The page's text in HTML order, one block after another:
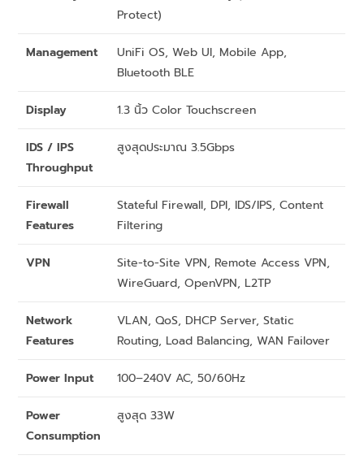
Protect)
Management
UniFi OS, Web UI, Mobile App,
Bluetooth BLE
Display 1.3 นิ้ว Color Touchscreen
IDS / IPS
Throughput
สูงสุดประมาณ 3.5Gbps
Firewall
Features
Stateful Firewall, DPI, IDS/IPS, Content
Filtering
VPN
Site-to-Site VPN, Remote Access VPN,
WireGuard, OpenVPN, L2TP
Network
Features
VLAN, QoS, DHCP Server, Static
Routing, Load Balancing, WAN Failover
Power Input 100–240V AC, 50/60Hz
Power
Consumption
สูงสุด 33W